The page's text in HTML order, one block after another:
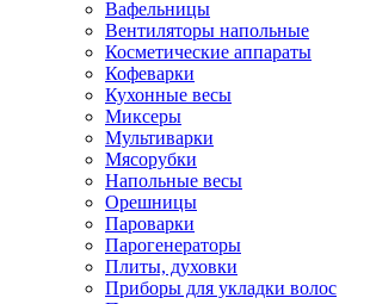
Вафельницы
Вентиляторы напольные
Косметические аппараты
Кофеварки
Кухонные весы
Миксеры
Мультиварки
Мясорубки
Напольные весы
Орешницы
Пароварки
Парогенераторы
Плиты, духовки
Приборы для укладки волос